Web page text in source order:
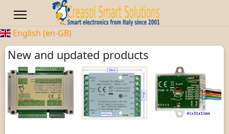
English (en-GB)
New and updated products